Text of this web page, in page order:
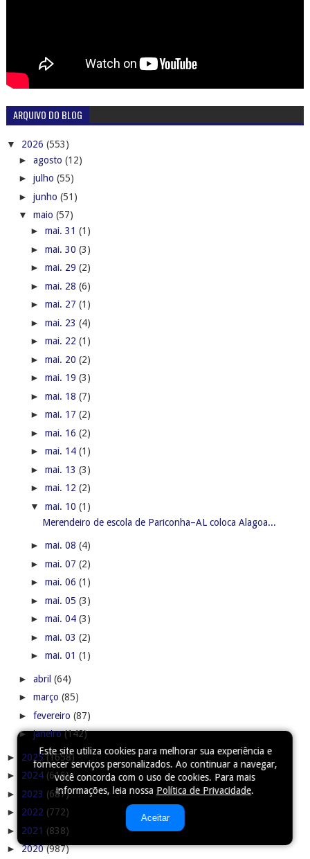
Este site utiliza cookies para melhorar sua experiência e
fornecer serviços personalizados. Ao continuar a navegar,
você concorda com o uso de cookies. Para mais
informações, leia nossa Política de Privacidade.
Aceitar
ARQUIVO DO BLOG
▼ 2026 (553)
► agosto (12)
► julho (55)
► junho (51)
▼ maio (57)
► mai. 31 (1)
► mai. 30 (3)
► mai. 29 (2)
► mai. 28 (6)
► mai. 27 (1)
► mai. 23 (4)
► mai. 22 (1)
► mai. 20 (2)
► mai. 19 (3)
► mai. 18 (7)
► mai. 17 (2)
► mai. 16 (2)
► mai. 14 (1)
► mai. 13 (3)
► mai. 12 (2)
▼ mai. 10 (1)
Merendeiro de escola de Pariconha–AL coloca Alagoa...
► mai. 08 (4)
► mai. 07 (2)
► mai. 06 (1)
► mai. 05 (3)
► mai. 04 (3)
► mai. 03 (2)
► mai. 01 (1)
► abril (64)
► março (85)
► fevereiro (87)
►janeiro(142)
► 2025(1658)
► 2024 (616)
► 2023 (687)
► 2022 (772)
► 2021 (838)
►2020(987)